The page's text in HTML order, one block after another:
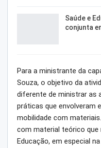
Saúde e
conjunta
Para a ministrante da
Souza, o objetivo da
diferente de ministrar as
práticas que envolveram
mobilidade com
com material teórico
Educação, em especial